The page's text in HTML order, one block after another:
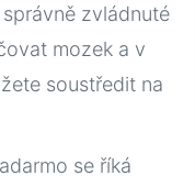
zvládnuté
mozek a v
soustředit na
se říká